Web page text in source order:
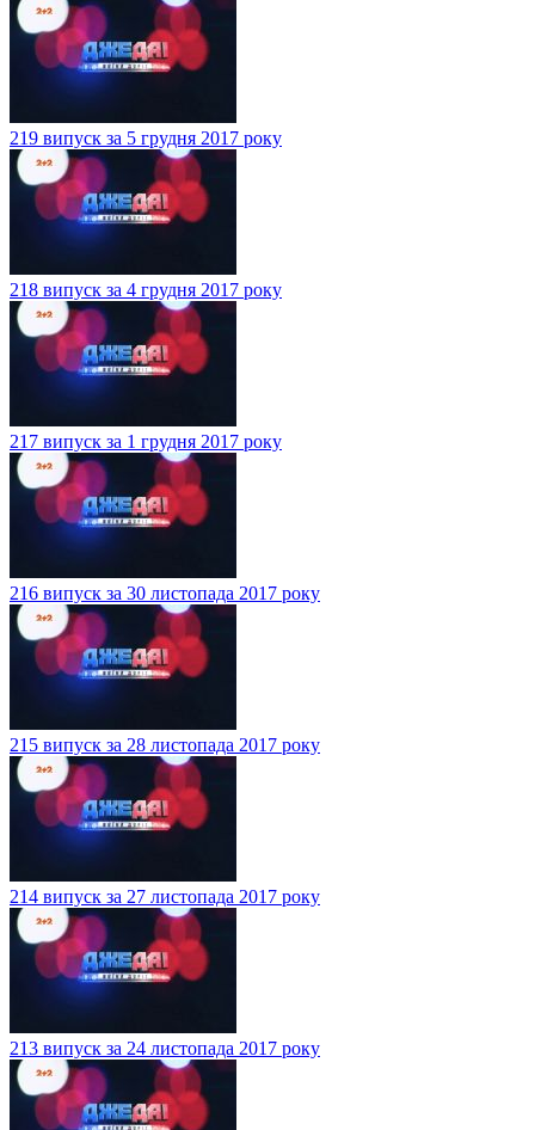
219 випуск за 5 грудня 2017 року
218 випуск за 4 грудня 2017 року
217 випуск за 1 грудня 2017 року
216 випуск за 30 листопада 2017 року
215 випуск за 28 листопада 2017 року
214 випуск за 27 листопада 2017 року
213 випуск за 24 листопада 2017 року